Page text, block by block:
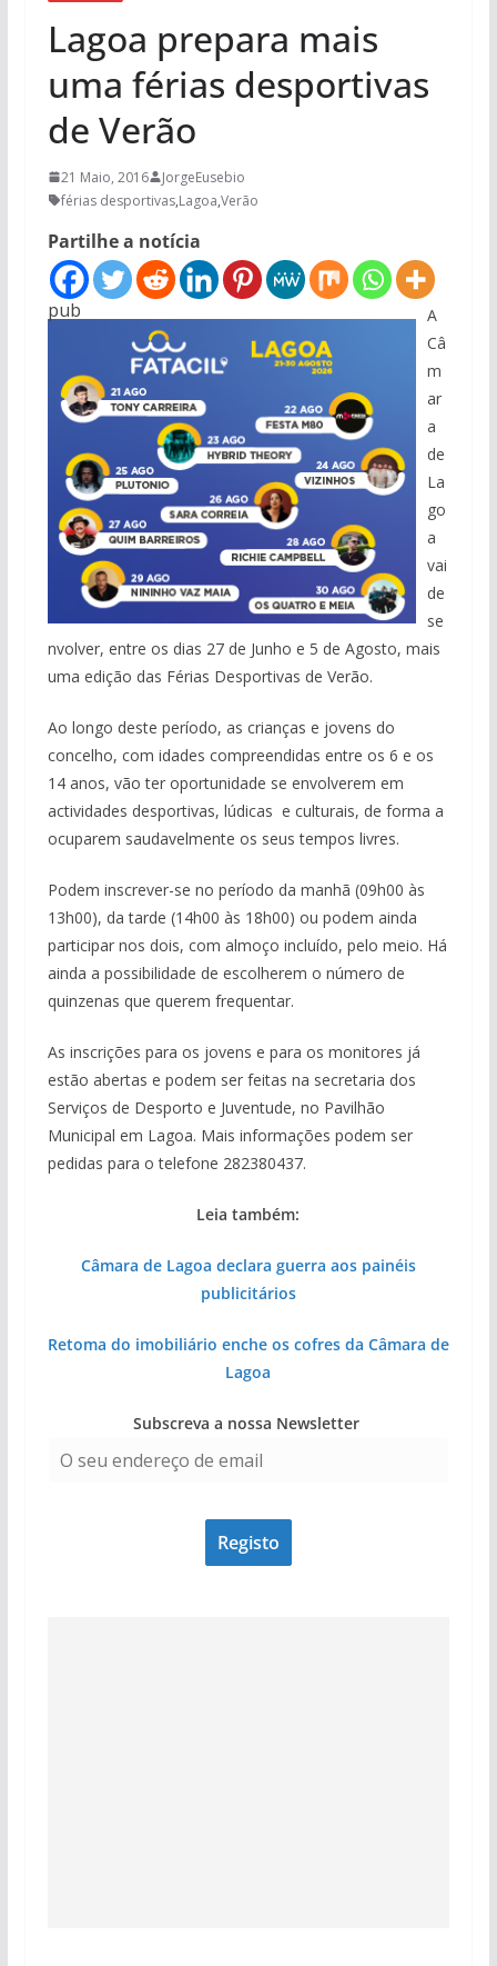
Lagoa prepara mais
uma férias desportivas
de Verão
21 Maio, 2016
JorgeEusebio
férias desportivas,Lagoa,Verão
Partilhe a notícia
pub
A
Câ
m
ar
a
de
La
go
a
vai
de
se
nvolver, entre os dias 27 de Junho e 5 de Agosto, mais
uma edição das Férias Desportivas de Verão.
Ao longo deste período, as crianças e jovens do
concelho, com idades compreendidas entre os 6 e os
14 anos, vão ter oportunidade se envolverem em
actividades desportivas, lúdicas e culturais, de forma a
ocuparem saudavelmente os seus tempos livres.
Podem inscrever-se no período da manhã (09h00 às
13h00), da tarde (14h00 às 18h00) ou podem ainda
participar nos dois, com almoço incluído, pelo meio. Há
ainda a possibilidade de escolherem o número de
quinzenas que querem frequentar.
As inscrições para os jovens e para os monitores já
estão abertas e podem ser feitas na secretaria dos
Serviços de Desporto e Juventude, no Pavilhão
Municipal em Lagoa. Mais informações podem ser
pedidas para o telefone 282380437.
Leia também:
Câmara de Lagoa declara guerra aos painéis
publicitários
Retoma do imobiliário enche os cofres da Câmara de
Lagoa
Subscreva a nossa Newsletter